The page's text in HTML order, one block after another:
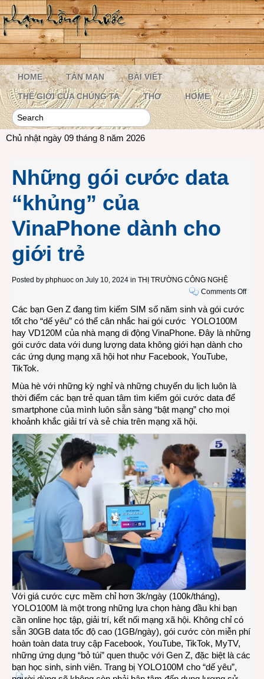
HOME TẢN MẠN BÀI VIẾT
THẾ GIỚI CỦA CHÚNG TA THƠ HOME
Chủ nhật ngày 09 tháng 8 năm 2026
Những gói cước data
“khủng” của
VinaPhone dành cho
giới trẻ
Posted by phphuoc on July 10, 2024 in THỊ TRƯỜNG CÔNG NGHỆ
Comments Offon
data
Các bạn Gen Z đang tìm kiếm SIM số năm sinh và gói cước
tốt cho “dế yêu” có thể cân nhắc hai gói cước YOLO100M
hay VD120M của nhà mạng di động VinaPhone. Đây là những
gói cước data với dung lượng data không giới hạn dành cho
các ứng dụng mạng xã hội hot như Facebook, YouTube,
TikTok.
Mùa hè với những kỳ nghỉ và những chuyến du lịch luôn là
thời điểm các bạn trẻ quan tâm tìm kiếm gói cước data để
smartphone của mình luôn sẵn sàng “bật mạng” cho mọi
khoảnh khắc giải trí và sẻ chia trên mạng xã hội.
Với giá cước cực mềm chỉ hơn 3k/ngày (100k/tháng),
YOLO100M là một trong những lựa chọn hàng đầu khi bạn
cần online học tập, giải trí, kết nối mạng xã hội. Không chỉ có
sẵn 30GB data tốc độ cao (1GB/ngày), gói cước còn miễn phí
hoàn toàn data truy cập Facebook, YouTube, TikTok, MyTV,
những ứng dụng “bỏ túi” quen thuộc với Gen Z, đặc biệt là các
bạn học sinh, sinh viên. Trang bị YOLO100M cho “dế yêu”,